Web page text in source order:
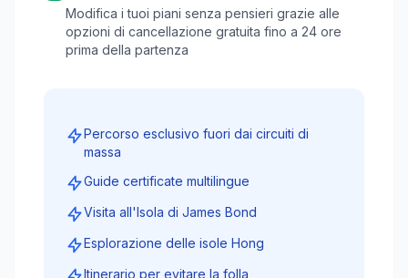
Modifica i tuoi piani senza pensieri grazie alle
opzioni di cancellazione gratuita fino a 24 ore
prima della partenza
Percorso esclusivo fuori dai circuiti di
massa
Guide certificate multilingue
Visita all'Isola di James Bond
Esplorazione delle isole Hong
Itinerario per evitare la folla